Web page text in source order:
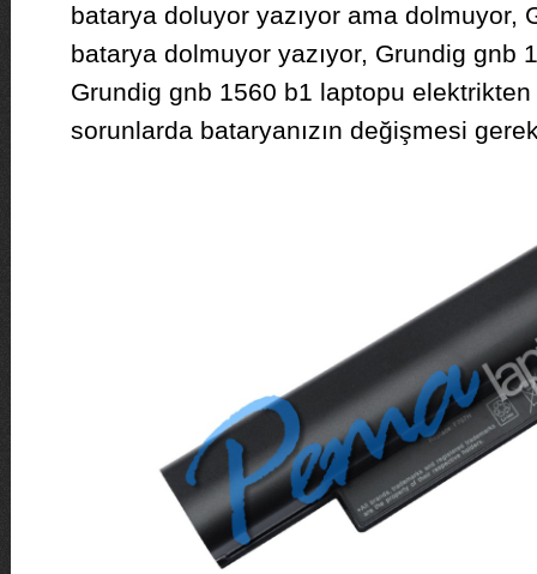
batarya doluyor yazıyor ama dolmuyor,
batarya dolmuyor yazıyor, Grundig gnb
Grundig gnb 1560 b1 laptopu
sorunlarda bataryanızın değişmesi